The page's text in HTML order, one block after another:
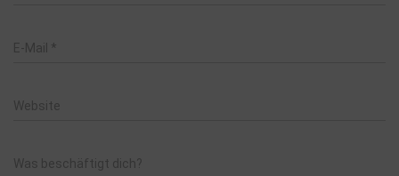
E-Mail *
Website
Was beschäftigt dich?